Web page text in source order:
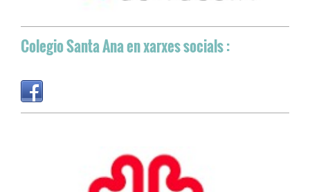
Colegio Santa Anaen xarxes socials :